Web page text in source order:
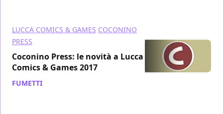
LUCCA COMICS & GAMES COCONINO
PRESS
Coconino Press: le novità a Lucca
Comics & Games 2017
FUMETTI